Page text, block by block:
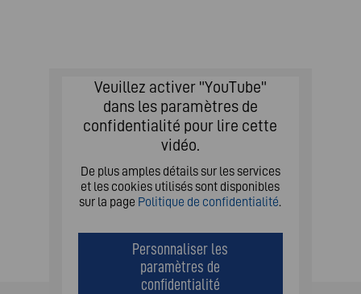
Veuillez activer "YouTube"
dans les paramètres de
confidentialité pour lire cette
vidéo.
De plus amples détails sur les services
et les cookies utilisés sont disponibles
sur la page Politique de confidentialité.
Personnaliser les
paramètres de
confidentialité